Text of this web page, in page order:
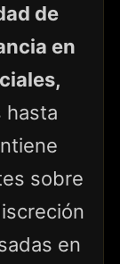
de
en
hasta
sobre
en